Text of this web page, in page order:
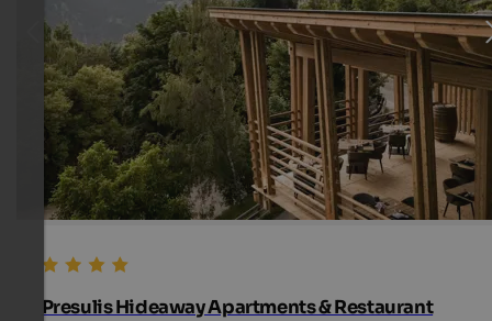
Presulis Hideaway Apartments & Restaurant